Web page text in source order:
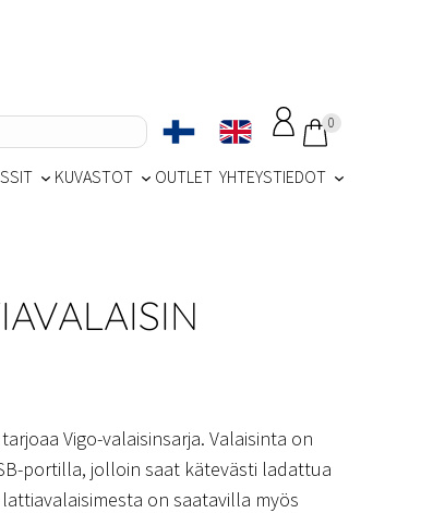
0
KUVASTOT OUTLET YHTEYSTIEDOT
Vigo-valaisinsarja. Valaisinta on
portilla, jolloin saat kätevästi ladattua
on saatavilla myös